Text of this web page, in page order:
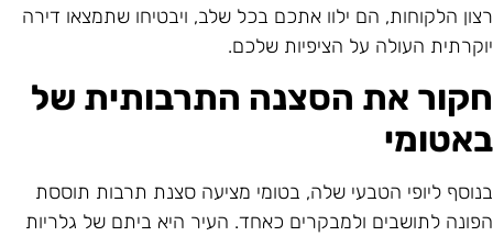
הלקוחות, הם ילוו אתכם בכל שלב, ויבטיחו שתמצאו דירה
העולה על הציפיות שלכם.
את הסצנה התרבותית של
ליופי הטבעי שלה, בטומי מציעה סצנת תרבות תוססת
לתושבים ולמבקרים כאחד. העיר היא ביתם של גלריות